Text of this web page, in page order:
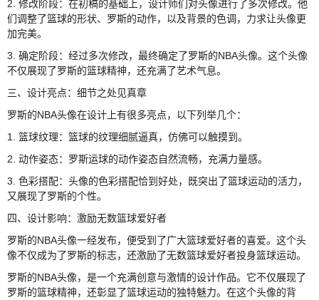
2. 修改阶段：在初稿的基础上，设计师们对头像进行了多次修改。他
们调整了篮球的形状、罗斯的动作，以及背景的色调，力求让头像更
加完美。
3. 确定阶段：经过多次修改，最终确定了罗斯的NBA头像。这个头像
不仅展现了罗斯的篮球精神，还充满了艺术气息。
三、设计亮点：细节之处见真章
罗斯的NBA头像在设计上有很多亮点，以下列举几个：
1. 篮球纹理：篮球的纹理细腻逼真，仿佛可以触摸到。
2. 动作姿态：罗斯运球的动作姿态自然流畅，充满力量感。
3. 色彩搭配：头像的色彩搭配恰到好处，既突出了篮球运动的活力，
又展现了罗斯的个性。
四、设计影响：激励无数篮球爱好者
罗斯的NBA头像一经发布，便受到了广大篮球爱好者的喜爱。这个头
像不仅成为了罗斯的标志，还激励了无数篮球爱好者投身篮球运动。
罗斯的NBA头像，是一个充满创意与激情的设计作品。它不仅展现了
罗斯的篮球精神，还彰显了篮球运动的独特魅力。在这个头像的背